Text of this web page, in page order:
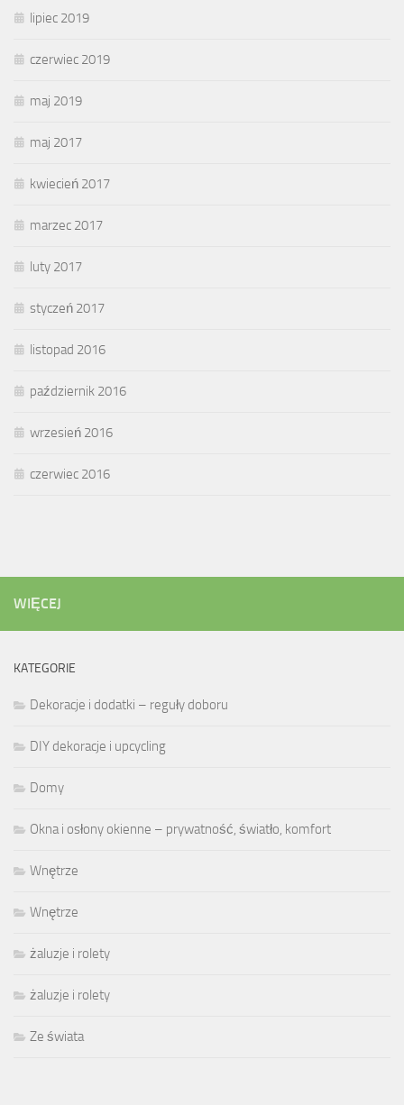
lipiec 2019
czerwiec 2019
maj 2019
maj 2017
kwiecień 2017
marzec 2017
luty 2017
styczeń 2017
listopad 2016
październik 2016
wrzesień 2016
czerwiec 2016
WIĘCEJ
KATEGORIE
Dekoracje i dodatki – reguły doboru
DIY dekoracje i upcycling
Domy
Okna i osłony okienne – prywatność, światło, komfort
Wnętrze
Wnętrze
żaluzje i rolety
żaluzje i rolety
Ze świata